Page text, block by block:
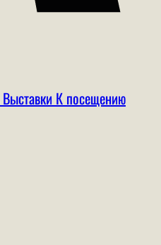
Выставки К посещению